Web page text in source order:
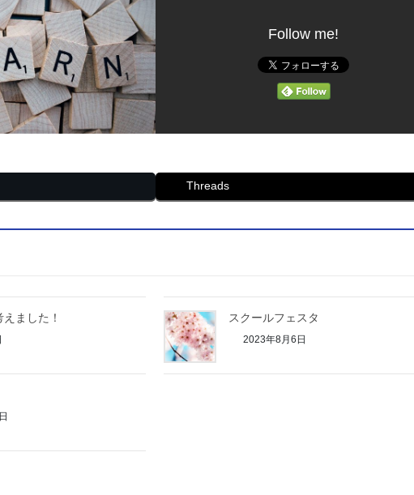
Follow me!
Threads
ました！ スクールフェスタ
2023年8月6日